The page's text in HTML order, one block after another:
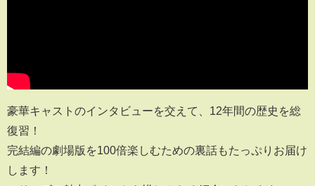
豪華キャストのインタビューを交えて、12年間の歴史を総
復習！
完結編の劇場版を100倍楽しむための裏話もたっぷりお届け
します！